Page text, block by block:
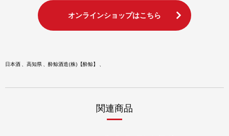
オンラインショップはこちら
日本酒 高知県 酔鯨酒造(株)【酔鯨】
関連商品